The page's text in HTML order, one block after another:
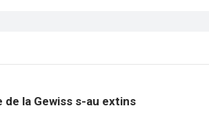
la Gewiss s-au extins